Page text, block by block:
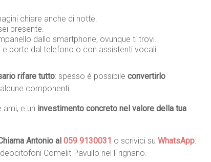
chiare anche di notte.
presente.
dallo smartphone, ovunque ti trovi.
e porte dal telefono o con assistenti vocali.
rifare tutto: spesso è possibile convertirlo
componenti.
e un investimento concreto nel valore della tua
Antonio al 059 9130031 o scrivici su WhatsApp:
Comelit Pavullo nel Frignano.